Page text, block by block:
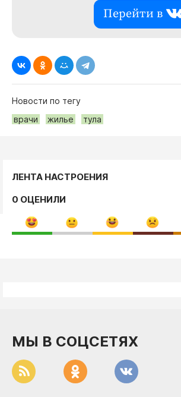
Перейти в
Новости по тегу
врачи
жилье тула
ЛЕНТА НАСТРОЕНИЯ
0 ОЦЕНИЛИ
МЫ В СОЦСЕТЯХ